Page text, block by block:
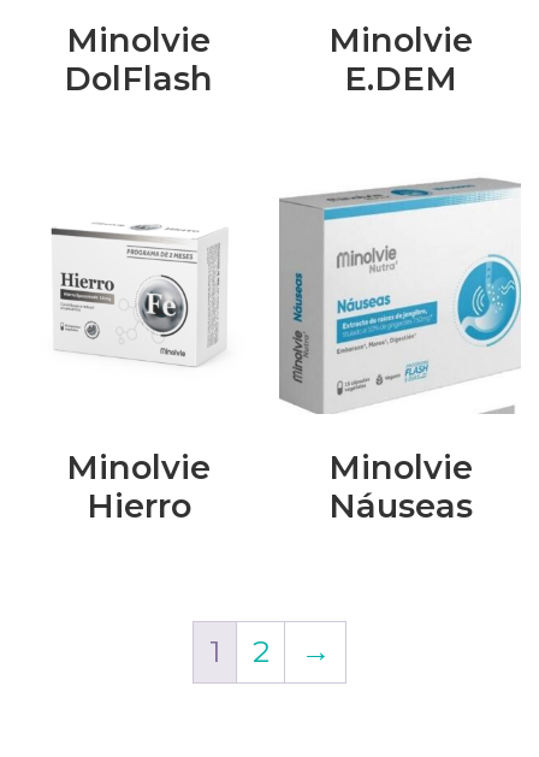
Minolvie
DolFlash
Minolvie
E.DEM
Minolvie
Hierro
Minolvie
Náuseas
1 2 →